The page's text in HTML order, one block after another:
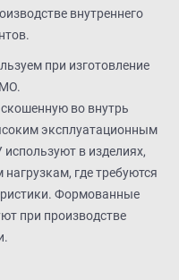
внутреннего
при изготовление
во внутрь
эксплуатационным
в изделиях,
где требуются
Формованные
при производстве